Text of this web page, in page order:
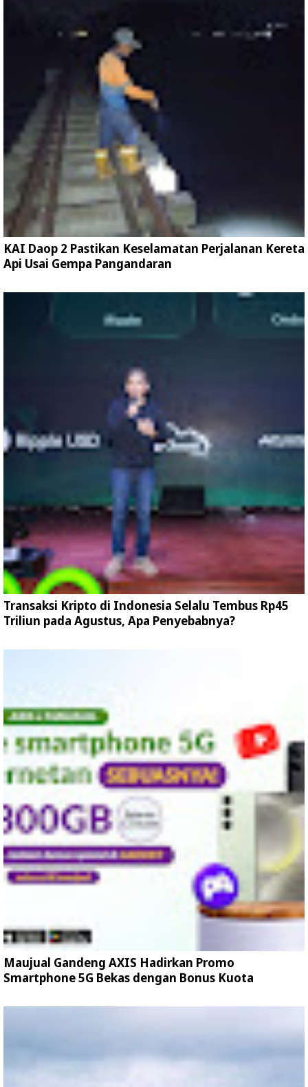
KAI Daop 2 Pastikan Keselamatan Perjalanan Kereta
Api Usai Gempa Pangandaran
Transaksi Kripto di Indonesia Selalu Tembus Rp45
Triliun pada Agustus, Apa Penyebabnya?
Maujual Gandeng AXIS Hadirkan Promo
Smartphone 5G Bekas dengan Bonus Kuota